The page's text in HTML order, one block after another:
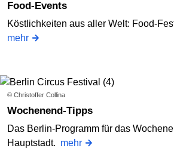
Food-Events
Köstlichkeiten aus aller Welt: Food-
mehr
© Christoffer Collina
Wochenend-Tipps
Das Berlin-Programm für das
Hauptstadt. mehr